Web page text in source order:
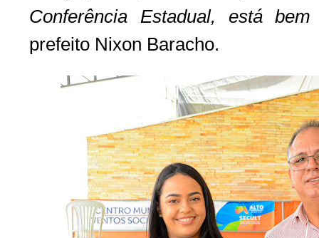
Conferência Estadual, está
prefeito Nixon Baracho.